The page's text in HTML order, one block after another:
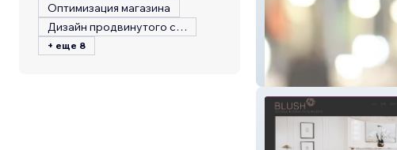
Оптимизация магазина
Дизайн продвинутого сайта
+ еще 8
Verizon - BH Wireless LLC